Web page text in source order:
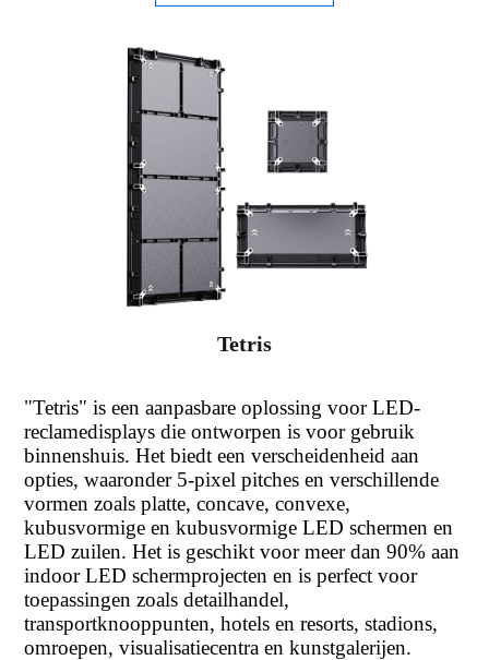
Tetris
"Tetris" is een aanpasbare oplossing voor LED-
reclamedisplays die ontworpen is voor gebruik
binnenshuis. Het biedt een verscheidenheid aan
opties, waaronder 5-pixel pitches en verschillende
vormen zoals platte, concave, convexe,
kubusvormige en kubusvormige LED schermen en
LED zuilen. Het is geschikt voor meer dan 90% aan
indoor LED schermprojecten en is perfect voor
toepassingen zoals detailhandel,
transportknooppunten, hotels en resorts, stadions,
omroepen, visualisatiecentra en kunstgalerijen.